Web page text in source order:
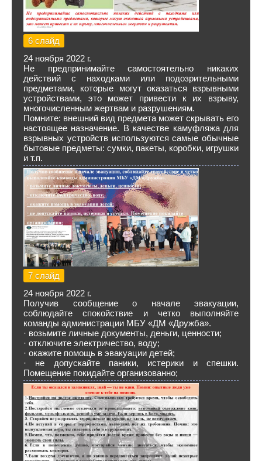
6 слайд
24 ноября 2022 г.
Не предпринимайте самостоятельно никаких
действий с находками или подозрительными
предметами, которые могут оказаться взрывными
устройствами, это может привести к их взрыву,
многочисленным жертвам и разрушениям.
Помните: внешний вид предмета может скрывать его
настоящее назначение. В качестве камуфляжа для
взрывных устройств используются самые обычные
бытовые предметы: сумки, пакеты, коробки, игрушки
и т.п.
7 слайд
24 ноября 2022 г.
Получив сообщение о начале эвакуации,
соблюдайте спокойствие и четко выполняйте
команды администрации МБУ «ДМ «Дружба».
· возьмите личные документы, деньги, ценности;
· отключите электричество, воду;
· окажите помощь в эвакуации детей;
· не допускайте паники, истерики и спешки.
Помещение покидайте организованно;